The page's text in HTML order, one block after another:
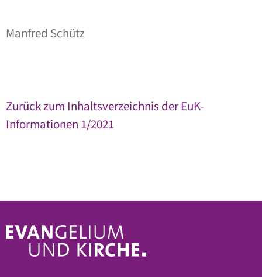
Manfred Schütz
Zurück zum Inhaltsverzeichnis der EuK-
Informationen 1/2021